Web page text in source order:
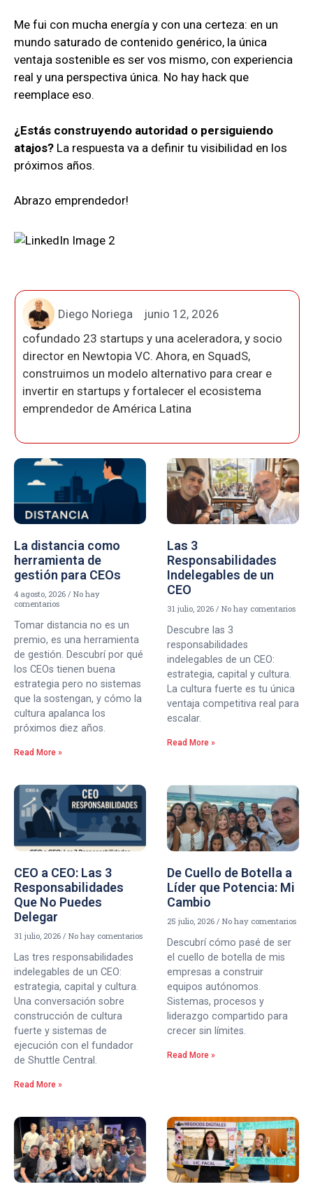
Me fui con mucha energía y con una certeza: en un
mundo saturado de contenido genérico, la única
ventaja sostenible es ser vos mismo, con experiencia
real y una perspectiva única. No hay hack que
reemplace eso.
¿Estás construyendo autoridad o persiguiendo
atajos? La respuesta va a definir tu visibilidad en los
próximos años.
Abrazo emprendedor!
Diego Noriega
junio 12, 2026
cofundado 23 startups y una aceleradora, y socio
director en Newtopia VC. Ahora, en SquadS,
construimos un modelo alternativo para crear e
invertir en startups y fortalecer el ecosistema
emprendedor de América Latina
La distancia como
herramienta de
gestión para CEOs
4 agosto, 2026
No hay
comentarios
Tomar distancia no es un
premio, es una herramienta
de gestión. Descubrí por qué
los CEOs tienen buena
estrategia pero no sistemas
que la sostengan, y cómo la
cultura apalanca los
próximos diez años.
Read More »
Las 3
Responsabilidades
Indelegables de un
CEO
31 julio, 2026 No hay comentarios
Descubre las 3
responsabilidades
indelegables de un CEO:
estrategia, capital y cultura.
La cultura fuerte es tu única
ventaja competitiva real para
escalar.
Read More »
CEO a CEO: Las 3
Responsabilidades
Que No Puedes
Delegar
31 julio, 2026 No hay comentarios
Las tres responsabilidades
indelegables de un CEO:
estrategia, capital y cultura.
Una conversación sobre
construcción de cultura
fuerte y sistemas de
ejecución con el fundador
de Shuttle Central.
Read More »
De Cuello de Botella a
Líder que Potencia: Mi
Cambio
25 julio, 2026 No hay comentarios
Descubrí cómo pasé de ser
el cuello de botella de mis
empresas a construir
equipos autónomos.
Sistemas, procesos y
liderazgo compartido para
crecer sin límites.
Read More »